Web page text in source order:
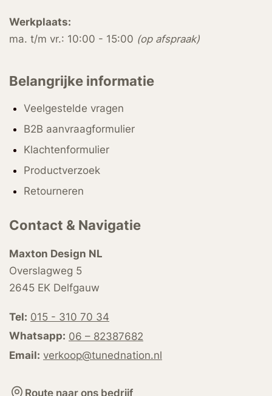
Werkplaats:
ma. t/m vr.: 10:00 - 15:00 (op afspraak)
Belangrijke informatie
Veelgestelde vragen
B2B aanvraagformulier
Klachtenformulier
Productverzoek
Retourneren
Contact & Navigatie
Maxton Design NL
Overslagweg 5
2645 EK Delfgauw
Tel: 015 - 310 70 34
Whatsapp: 06 – 82387682
Email: verkoop@tunednation.nl
Route naar ons bedrijf